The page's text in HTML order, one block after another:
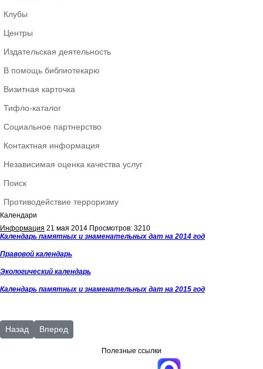
Клубы
Центры
Издательская деятельность
В помощь библиотекарю
Визитная карточка
Тифло-каталог
Социальное партнерство
Контактная информация
Независимая оценка качества услуг
Поиск
Противодействие терроризму
Календари
Информация 21 мая 2014 Просмотров: 3210
Календарь памятных и знаменательных дат на 2014 год
Правовой календарь
Экологический календарь
Календарь памятных и знаменательных дат на 2015 год
Предыдущий: Календарь правовой
Назад Следующий: Год экологии
Вперед
Полезные ссылки